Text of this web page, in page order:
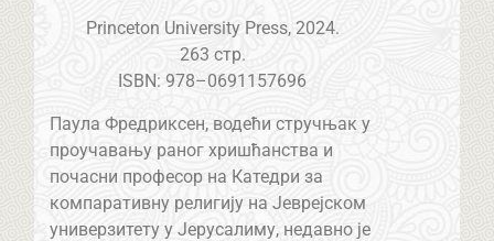
Princeton University Press, 2024.
263 стр.
ISBN: 978–0691157696
Паула Фредриксен, водећи стручњак у
проучавању раног хришћанства и
почасни професор на Катедри за
компаративну религију на Јеврејском
универзитету у Јерусалиму, недавно је